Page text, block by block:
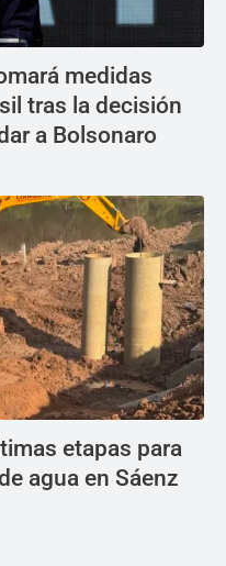
medidas
tras la decisión
a Bolsonaro
etapas para
agua en Sáenz